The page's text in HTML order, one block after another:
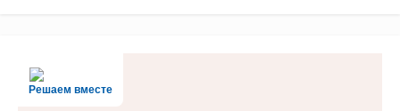
Решаем вместе